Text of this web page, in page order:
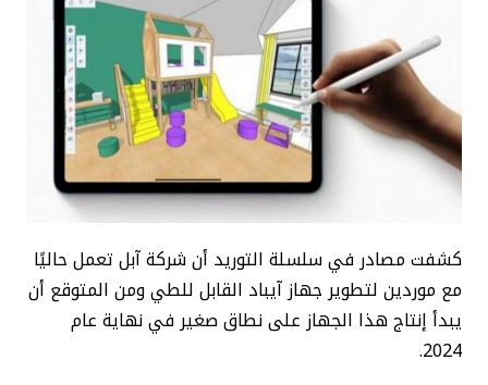
كشفت مصادر في سلسلة التوريد أن شركة آبل تعمل حاليًا
مع موردين لتطوير جهاز آيباد القابل للطي ومن المتوقع أن
يبدأ إنتاج هذا الجهاز على نطاق صغير في نهاية عام
2024.